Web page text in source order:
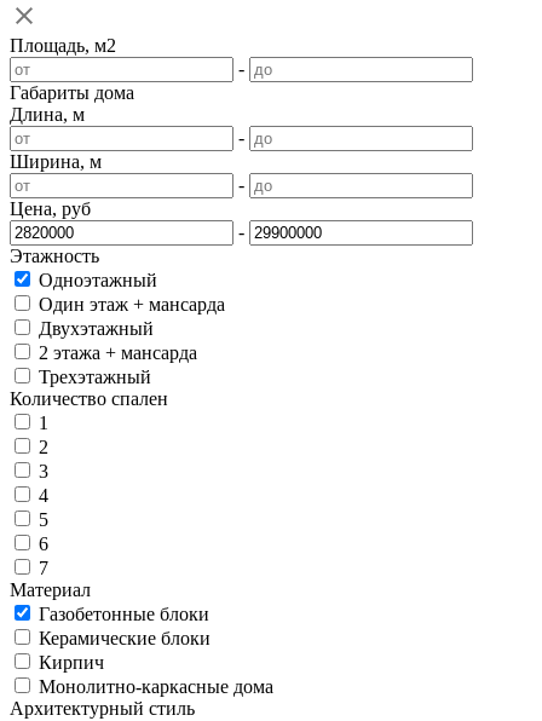
Площадь, м2
-
Габариты дома
Длина, м
-
Ширина, м
-
Цена, руб
-
Этажность
Одноэтажный
Один этаж + мансарда
Двухэтажный
2 этажа + мансарда
Трехэтажный
Количество спален
1
2
3
4
5
6
7
Материал
Газобетонные блоки
Керамические блоки
Кирпич
Монолитно-каркасные дома
Архитектурный стиль